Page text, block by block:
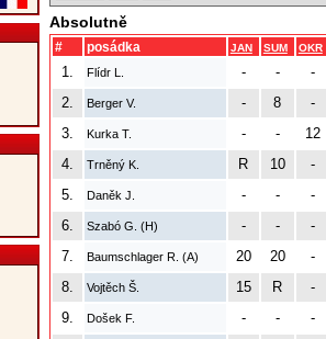
Absolutně
# posádka JAN SUM OKR
1. Flídr L. - -
-
2.
Berger V. - 8
-
3.
Kurka T. - -
12
4.
Trněný K. R 10
-
5.
Daněk J. - -
-
6.
Szabó G. (H) - -
-
7.
Baumschlager R. (A) 20 20
-
8.
Vojtěch Š. 15 R
-
9.
Došek F. - -
-